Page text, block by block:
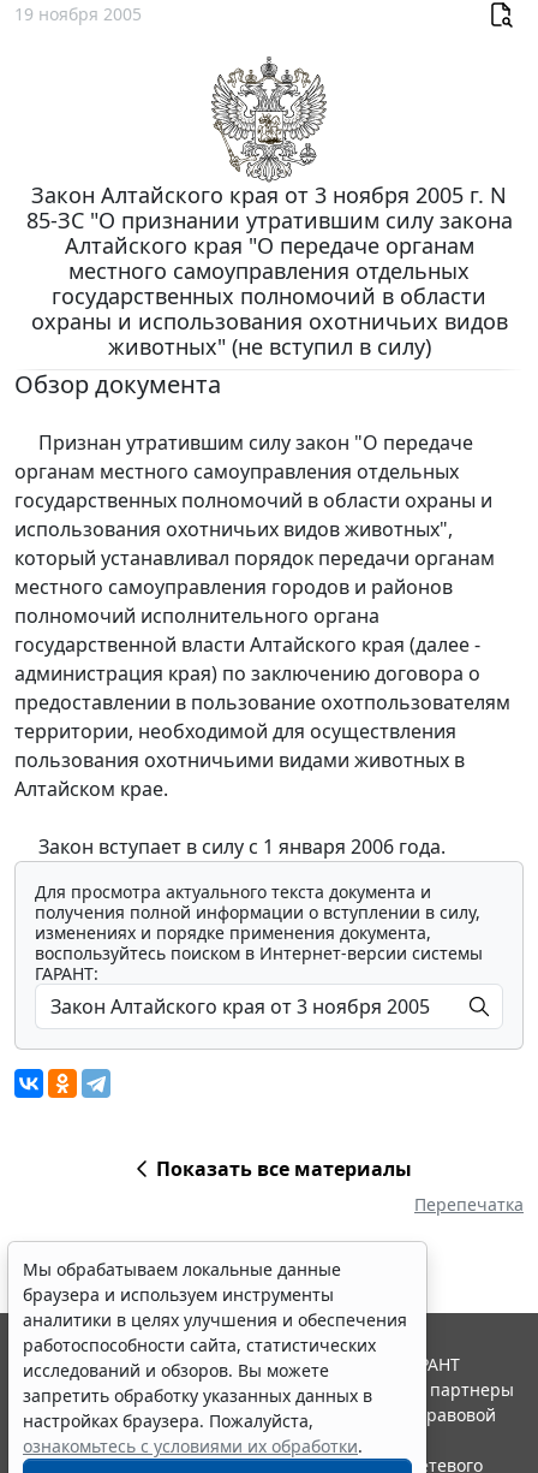
19 ноября 2005
Закон Алтайского края от 3 ноября 2005 г. N
85-ЗС "О признании утратившим силу закона
Алтайского края "О передаче органам
местного самоуправления отдельных
государственных полномочий в области
охраны и использования охотничьих видов
животных" (не вступил в силу)
Обзор документа
Признан утратившим силу закон "О передаче
органам местного самоуправления отдельных
государственных полномочий в области охраны и
использования охотничьих видов животных",
который устанавливал порядок передачи органам
местного самоуправления городов и районов
полномочий исполнительного органа
государственной власти Алтайского края (далее -
администрация края) по заключению договора о
предоставлении в пользование охотпользователям
территории, необходимой для осуществления
пользования охотничьими видами животных в
Алтайском крае.
Закон вступает в силу с 1 января 2006 года.
Для просмотра актуального текста документа и
получения полной информации о вступлении в силу,
изменениях и порядке применения документа,
воспользуйтесь поиском в Интернет-версии системы
ГАРАНТ:
Показать все материалы
Перепечатка
Мы обрабатываем локальные данные
браузера и используем инструменты
аналитики в целях улучшения и обеспечения
работоспособности сайта, статистических
исследований и обзоров. Вы можете
запретить обработку указанных данных в
настройках браузера. Пожалуйста,
ознакомьтесь с условиями их обработки.
© ООО "НПП "ГАРАНТ-СЕРВИС", 2026. Система ГАРАНТ
выпускается с 1990 года. Компания "Гарант" и ее партнеры
являются участниками Российской ассоциации правовой
информации ГАРАНТ.
Портал ГАРАНТ.РУ зарегистрирован в качестве сетевого